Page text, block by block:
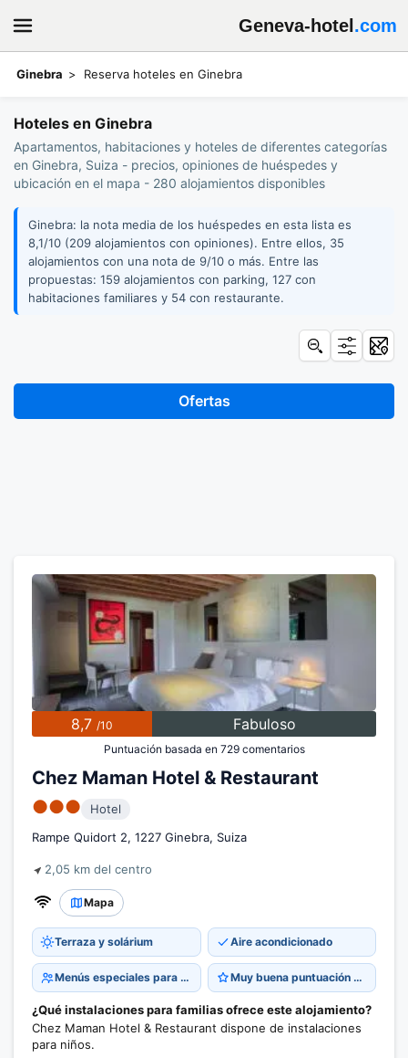
Geneva-hotel .com
Ginebra Reserva hoteles en Ginebra
Hoteles en Ginebra
Apartamentos, habitaciones y hoteles de diferentes categorías
en Ginebra, Suiza - precios, opiniones de huéspedes y
ubicación en el mapa - 280 alojamientos disponibles
Ginebra: la nota media de los huéspedes en esta lista es
8,1/10 (209 alojamientos con opiniones). Entre ellos, 35
alojamientos con una nota de 9/10 o más. Entre las
propuestas: 159 alojamientos con parking, 127 con
habitaciones familiares y 54 con restaurante.
8,7 /10 Fabuloso
Puntuación basada en 729 comentarios
Chez Maman Hotel & Restaurant
●●●
Hotel
Rampe Quidort 2, 1227 Ginebra, Suiza
2,05 km del centro
Mapa
Terraza y solárium Aire acondicionado
Menús especiales para niños Muy buena puntuación 8,7
¿Qué instalaciones para familias ofrece este alojamiento?
Chez Maman Hotel & Restaurant dispone de instalaciones
para niños.
Ofertas